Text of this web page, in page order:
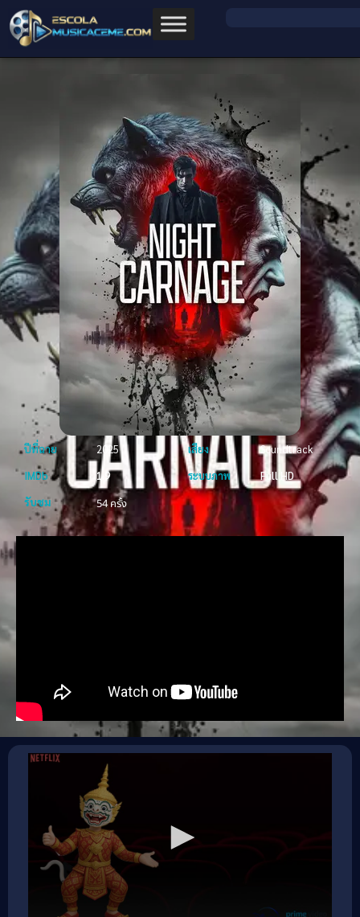
ปีที่ฉาย 2025 เสียง
Soundtrack
IMDb
1.9 ระบบภาพ
Full HD
รับชม
54 ครั้ง